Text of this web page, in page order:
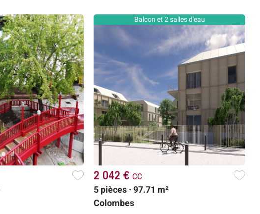
Balcon et 2 salles d'eau
2 042 € cc
5 pièces · 97.71 m²
Colombes